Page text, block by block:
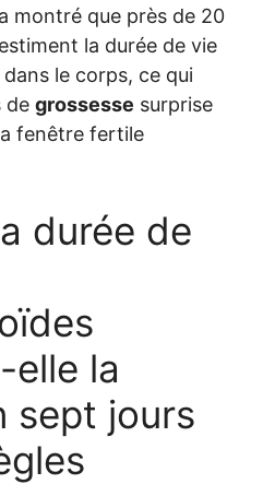
montré que près de 20
la durée de vie
dans le corps, ce qui
de grossesse surprise
fenêtre fertile
durée de
la
sept jours